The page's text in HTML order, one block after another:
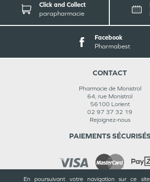
En poursuivant votre navigation sur ce
Click and Collect
parapharmacie
Facebook
Pharmabest
CONTACT
Pharmacie de Monistrol
64, rue Monistrol
56100 Lorient
02 97 37 32 19
Rejoignez-nous
PAIEMENTS